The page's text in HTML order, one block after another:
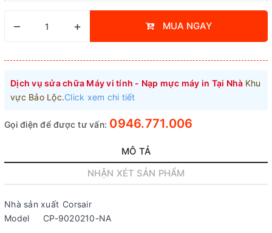
– + MUA NGAY
Dịch vụ sửa chữa Máy vi tính - Nạp mực máy in Tại Nhà Khu
vực Bảo Lộc.Click xem chi tiết
Gọi điện để được tư vấn: 0946.771.006
MÔ TẢ
NHẬN XÉT SẢN PHẨM
Nhà sản xuất Corsair
Model
CP-9020210-NA